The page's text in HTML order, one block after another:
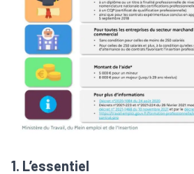
1. L’essentiel